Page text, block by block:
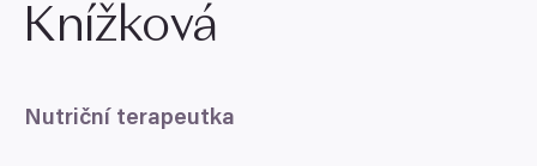
Knížková
Nutriční terapeutka